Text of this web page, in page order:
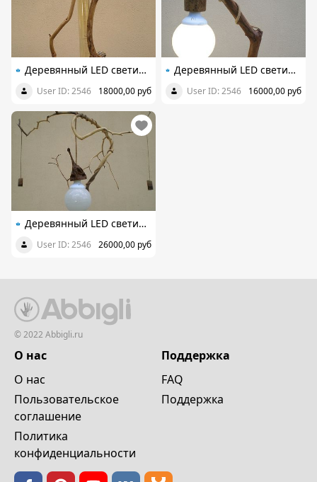
Деревянный LED светильник настольный из элементов вяза и яблони, ручная работа
User ID: 2546 18000,00 руб
Деревянный LED cветильник настольный из элементов вяза, дуба, акации и яблони, ручная работа
User ID: 2546 16000,00 руб
Деревянный LED cветильник, настольный из элементов вяза, яблони и ореха, ручная работа
User ID: 2546 26000,00 руб
© 2022 Abbigli.ru
О нас
О нас
Пользовательское
cоглашение
Политика
конфиденциальности
Поддержка
FAQ
Поддержка